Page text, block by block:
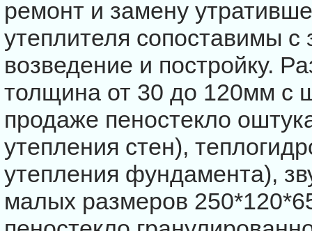
ремонт и замену
утеплителя сопоставимы с
возведение и постройку.
толщина от 30 до 120мм с
продаже пеностекло
утепления стен),
утепления фундамента),
малых размеров